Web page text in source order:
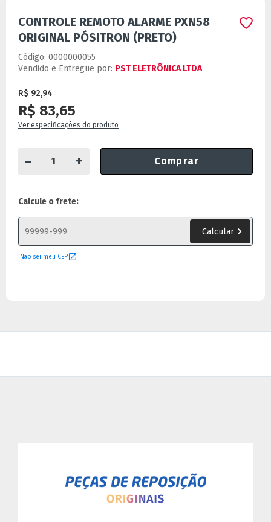
CONTROLE REMOTO ALARME PXN58
ORIGINAL PÓSITRON (PRETO)
Código: 0000000055
Vendido e Entregue por: PST ELETRÔNICA LTDA
R$ 92,94
R$ 83,65
Ver especificações do produto
- + Comprar
Calcule o frete:
Não sei meu CEP